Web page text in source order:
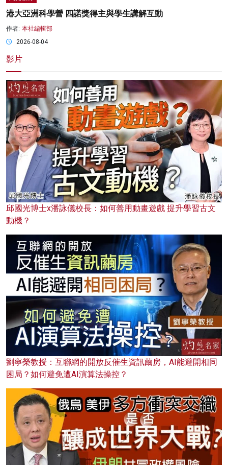
港大亞洲科學營 四諾獎得主與學生講解互動
作者: 本社編輯部
2026-08-04
影片
邱國光博士x潘詠儀校長：如何善用動畫遊戲 提升學習古文
動機？
劉寧榮教授：互聯網的開放反催生資訊繭房，AI能避開相同
困局？如何避免遭AI演算法操控？